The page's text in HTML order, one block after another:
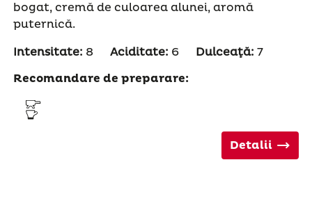
bogat, cremă de culoarea alunei, aromă
puternică.
Intensitate: 8 Aciditate: 6 Dulceaţă: 7
Recomandare de preparare:
Detalii